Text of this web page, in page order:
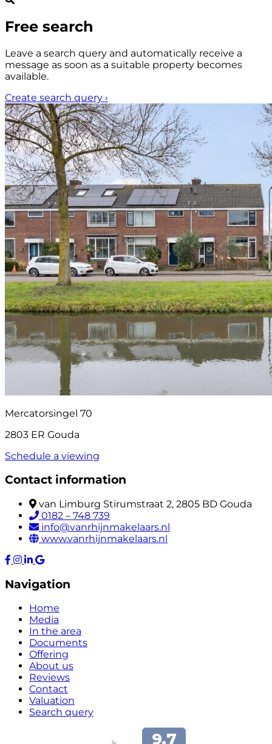
Free search
Leave a search query and automatically receive a
message as soon as a suitable property becomes
available.
Create search query ›
Mercatorsingel 70
2803 ER Gouda
Schedule a viewing
Contact information
van Limburg Stirumstraat 2, 2805 BD Gouda
0182 – 748 739
info@vanrhijnmakelaars.nl
www.vanrhijnmakelaars.nl
Navigation
Home
Media
In the area
Documents
Offering
About us
Reviews
Contact
Valuation
Search query